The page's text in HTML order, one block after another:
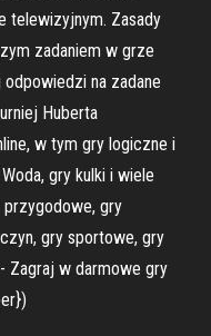
telewizyjnym. Zasady
zadaniem w grze
na zadane
Huberta
w tym gry logiczne i
gry kulki i wiele
przygodowe, gry
gry sportowe, gry
Zagraj w darmowe gry